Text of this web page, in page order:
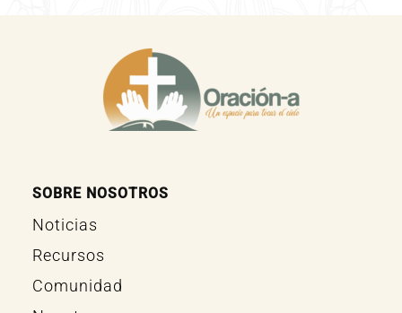
SOBRE NOSOTROS
Noticias
Recursos
Comunidad